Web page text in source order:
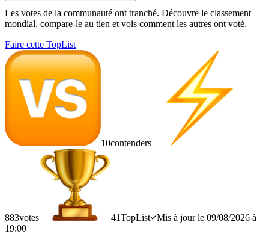
Les votes de la communauté ont tranché. Découvre le classement
mondial, compare-le au tien et vois comment les autres ont voté.
Faire cette TopList
10contenders
883votes 41TopList
Mis à jour le 09/08/2026 à
19:00